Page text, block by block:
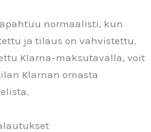
normaalisti, kun
ja tilaus on vahvistettu.
Klarna-maksutavalla, voit
Klarnan omasta